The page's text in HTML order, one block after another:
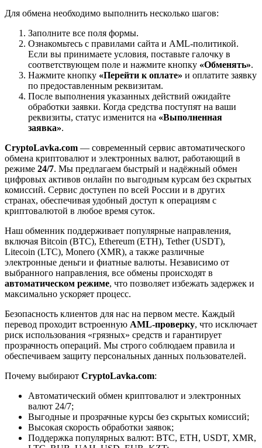
Для обмена необходимо выполнить несколько шагов:
Заполните все поля формы.
Ознакомьтесь с правилами сайта и AML-политикой.
Если вы принимаете условия, поставьте галочку в
соответствующем поле и нажмите кнопку «Обменять».
Нажмите кнопку «Перейти к оплате» и оплатите заявку
по предоставленным реквизитам.
После выполнения указанных действий ожидайте
обработки заявки. Когда средства поступят на ваши
реквизиты, статус изменится на «Выполненная
заявка».
CryptoLavka.com — современный сервис автоматического
обмена криптовалют и электронных валют, работающий в
режиме 24/7. Мы предлагаем быстрый и надёжный обмен
цифровых активов онлайн по выгодным курсам без скрытых
комиссий. Сервис доступен по всей России и в других
странах, обеспечивая удобный доступ к операциям с
криптовалютой в любое время суток.
Наш обменник поддерживает популярные направления,
включая Bitcoin (BTC), Ethereum (ETH), Tether (USDT),
Litecoin (LTC), Monero (XMR), а также различные
электронные деньги и фиатные валюты. Независимо от
выбранного направления, все обмены происходят в
автоматическом режиме, что позволяет избежать задержек и
максимально ускоряет процесс.
Безопасность клиентов для нас на первом месте. Каждый
перевод проходит встроенную AML-проверку, что исключает
риск использования «грязных» средств и гарантирует
прозрачность операций. Мы строго соблюдаем правила и
обеспечиваем защиту персональных данных пользователей.
Почему выбирают CryptoLavka.com:
Автоматический обмен криптовалют и электронных
валют 24/7;
Выгодные и прозрачные курсы без скрытых комиссий;
Высокая скорость обработки заявок;
Поддержка популярных валют: BTC, ETH, USDT, XMR,